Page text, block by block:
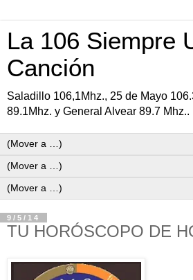
La 106 Siempre
Canción
Saladillo 106,1Mhz., 25 de Mayo
89.1Mhz. y General Alvear 89.7 Mhz..
9/5/14
TU HORÓSCOPO DE